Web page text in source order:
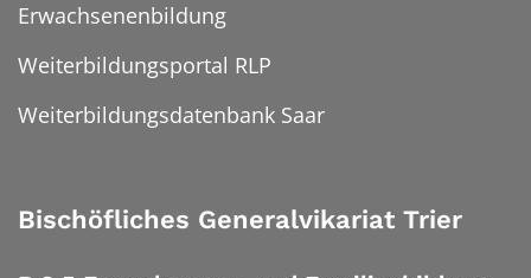
Erwachsenenbildung
Weiterbildungsportal RLP
Weiterbildungsdatenbank Saar
Bischöfliches Generalvikariat Trier